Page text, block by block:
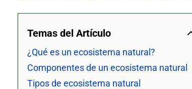
Temas del Artículo
¿Qué es un ecosistema natural?
Componentes de un ecosistema natural
Tipos de ecosistema natural